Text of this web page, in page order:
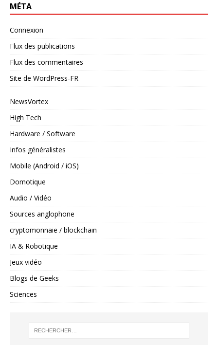
MÉTA
Connexion
Flux des publications
Flux des commentaires
Site de WordPress-FR
NewsVortex
High Tech
Hardware / Software
Infos généralistes
Mobile (Android / iOS)
Domotique
Audio / Vidéo
Sources anglophone
cryptomonnaie / blockchain
IA & Robotique
Jeux vidéo
Blogs de Geeks
Sciences